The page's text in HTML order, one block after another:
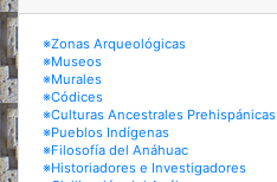
※Zonas Arqueológicas
※Museos
※Murales
※Códices
※Culturas Ancestrales Prehispánicas
※Pueblos Indígenas
※Filosofía del Anáhuac
※Historiadores e Investigadores